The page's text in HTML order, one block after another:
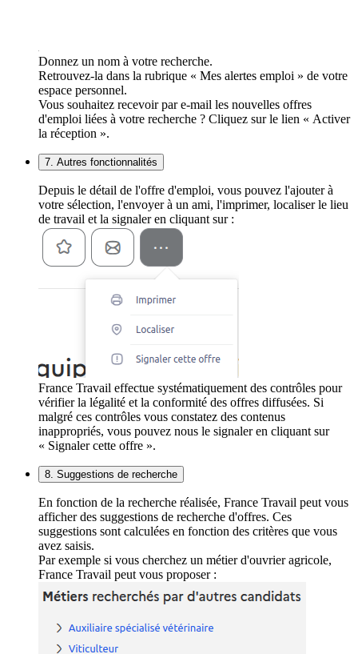
Donnez un nom à votre recherche.
Retrouvez-la dans la rubrique « Mes alertes emploi » de votre
espace personnel.
Vous souhaitez recevoir par e-mail les nouvelles offres
d'emploi liées à votre recherche ? Cliquez sur le lien « Activer
la réception ».
7. Autres fonctionnalités
Depuis le détail de l'offre d'emploi, vous pouvez l'ajouter à
votre sélection, l'envoyer à un ami, l'imprimer, localiser le lieu
de travail et la signaler en cliquant sur :
France Travail effectue systématiquement des contrôles pour
vérifier la légalité et la conformité des offres diffusées. Si
malgré ces contrôles vous constatez des contenus
inappropriés, vous pouvez nous le signaler en cliquant sur
« Signaler cette offre ».
8. Suggestions de recherche
En fonction de la recherche réalisée, France Travail peut vous
afficher des suggestions de recherche d'offres. Ces
suggestions sont calculées en fonction des critères que vous
avez saisis.
Par exemple si vous cherchez un métier d'ouvrier agricole,
France Travail peut vous proposer :